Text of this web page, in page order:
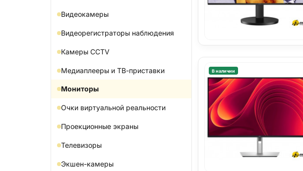
Видеокамеры
Видеорегистраторы наблюдения
Камеры CCTV
Медиаплееры и ТВ-приставки
Мониторы
Очки виртуальной реальности
Проекционные экраны
Телевизоры
Экшен-камеры
В наличии